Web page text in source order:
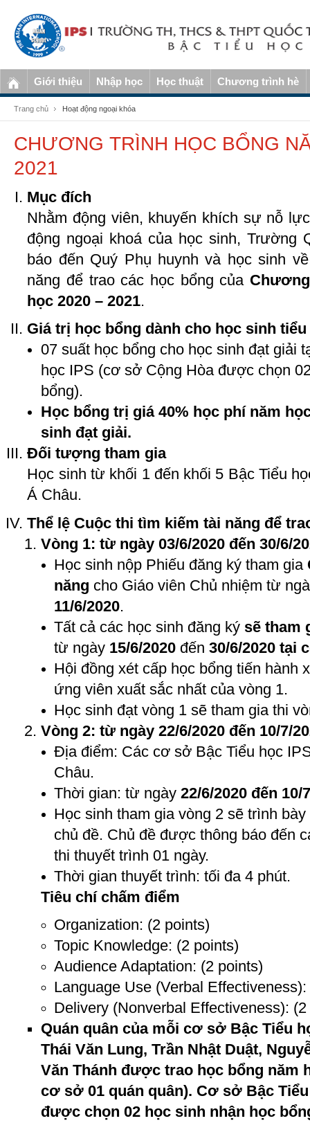
Giới thiệu Nhập học Học thuật Chương trình hè
Trang chủ Hoạt động ngoại khóa
CHƯƠNG TRÌNH HỌC BỔNG
2021
Mục đích
Nhằm động viên, khuyến khích sự nỗ
động ngoại khoá của học sinh, Trường
báo đến Quý Phụ huynh và học sinh
năng để trao các học bổng của
học 2020 – 2021.
Giá trị học bổng dành cho học sinh
07 suất học bổng cho học sinh đạt giải
học IPS (cơ sở Cộng Hòa được chọn
bổng).
Học bổng trị giá 40% học phí năm
sinh đạt giải.
Đối tượng tham gia
Học sinh từ khối 1 đến khối 5 Bậc Tiểu
Á Châu.
Thể lệ Cuộc thi tìm kiếm tài năng để
Vòng 1: từ ngày 03/6/2020 đến 30/6/
Học sinh nộp Phiếu đăng ký tham gia
năng cho Giáo viên Chủ nhiệm từ
11/6/2020.
Tất cả các học sinh đăng ký sẽ tham
từ ngày 15/6/2020 đến30/6/2020 tại
Hội đồng xét cấp học bổng tiến hành
ứng viên xuất sắc nhất của vòng 1.
Học sinh đạt vòng 1 sẽ tham gia thi
Vòng 2: từ ngày 22/6/2020 đến 10/7/
Địa điểm: Các cơ sở Bậc Tiểu học
Châu.
Thời gian: từ ngày22/6/2020 đến 10/
Học sinh tham gia vòng 2 sẽ trình
chủ đề. Chủ đề được thông báo đến
thi thuyết trình 01 ngày.
Thời gian thuyết trình: tối đa 4 phút.
Tiêu chí chấm điểm
Organization: (2 points)
Topic Knowledge: (2 points)
Audience Adaptation: (2 points)
Language Use (Verbal
Delivery (Nonverbal Effectiveness):
Quán quân của mỗi cơ sở Bậc Tiểu
Thái Văn Lung, Trần Nhật Duật,
Văn Thánh được trao học bổng năm
cơ sở 01 quán quân). Cơ sở Bậc
được chọn 02 học sinh nhận học